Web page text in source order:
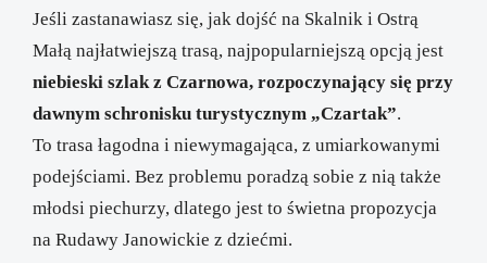
Jeśli zastanawiasz się, jak dojść na Skalnik i Ostrą
Małą najłatwiejszą trasą, najpopularniejszą opcją jest
niebieski szlak z Czarnowa, rozpoczynający się przy
dawnym schronisku turystycznym „Czartak”.
To trasa łagodna i niewymagająca, z umiarkowanymi
podejściami. Bez problemu poradzą sobie z nią także
młodsi piechurzy, dlatego jest to świetna propozycja
na Rudawy Janowickie z dziećmi.